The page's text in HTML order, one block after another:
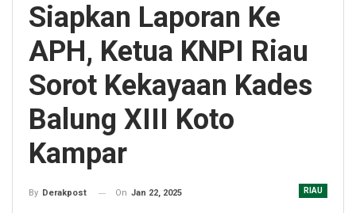
Siapkan Laporan Ke
APH, Ketua KNPI Riau
Sorot Kekayaan Kades
Balung XIII Koto
Kampar
RIAU
By Derakpost On Jan 22, 2025